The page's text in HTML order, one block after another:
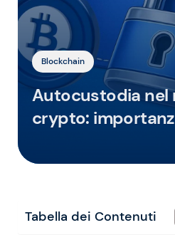
Blockchain
Autocustodia nel
crypto:
Tabella dei Contenuti